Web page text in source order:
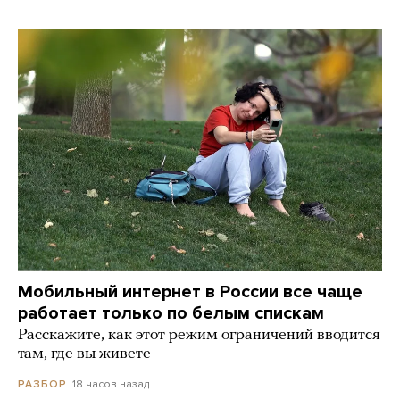
Мобильный интернет в России все чаще
работает только по белым спискам
Расскажите, как этот режим ограничений вводится
там, где вы живете
РАЗБОР 18 часов назад